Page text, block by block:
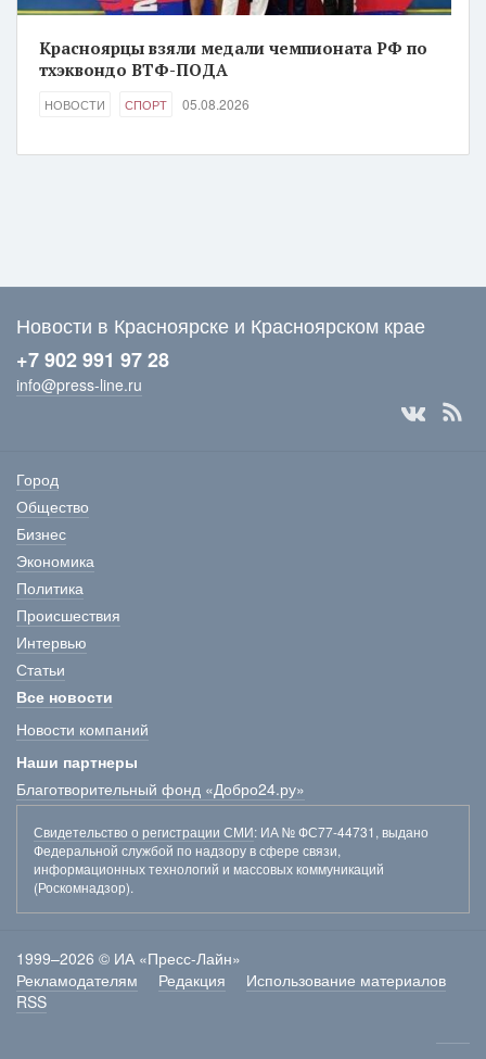
Красноярцы взяли медали чемпионата РФ по
тхэквондо ВТФ-ПОДА
НОВОСТИ СПОРТ 05.08.2026
Новости в Красноярске и Красноярском крае
+7 902 991 97 28
info@press-line.ru
Город
Общество
Бизнес
Экономика
Политика
Происшествия
Интервью
Статьи
Все новости
Новости компаний
Наши партнеры
Благотворительный фонд «Добро24.ру»
Свидетельство о регистрации СМИ: ИА № ФС77-44731, выдано
Федеральной службой по надзору в сфере связи,
информационных технологий и массовых коммуникаций
(Роскомнадзор).
1999–2026 © ИА «Пресс-Лайн»
Рекламодателям
Редакция
Использование материалов
RSS